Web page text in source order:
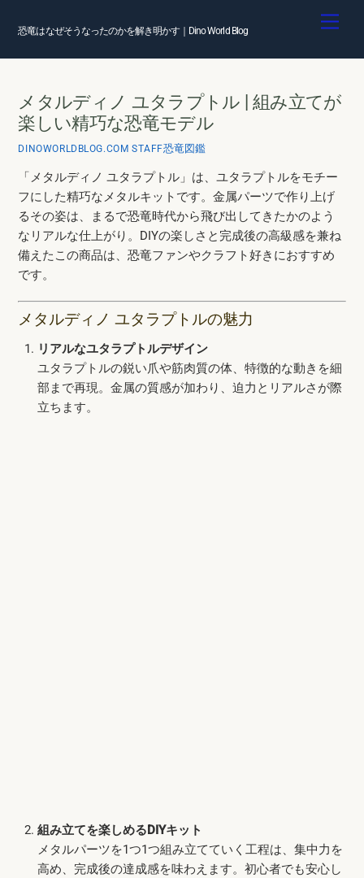
恐竜はなぜそうなったのかを解き明かす｜Dino World Blog
メタルディノ ユタラプトル | 組み立てが
楽しい精巧な恐竜モデル
DINOWORLDBLOG.COM STAFF恐竜図鑑
「メタルディノ ユタラプトル」は、ユタラプトルをモチー
フにした精巧なメタルキットです。金属パーツで作り上げ
るその姿は、まるで恐竜時代から飛び出してきたかのよう
なリアルな仕上がり。DIYの楽しさと完成後の高級感を兼ね
備えたこの商品は、恐竜ファンやクラフト好きにおすすめ
です。
メタルディノ ユタラプトルの魅力
リアルなユタラプトルデザイン
ユタラプトルの鋭い爪や筋肉質の体、特徴的な動きを細
部まで再現。金属の質感が加わり、迫力とリアルさが際
立ちます。
組み立てを楽しめるDIYキット
メタルパーツを1つ1つ組み立てていく工程は、集中力を
高め、完成後の達成感を味わえます。初心者でも安心し